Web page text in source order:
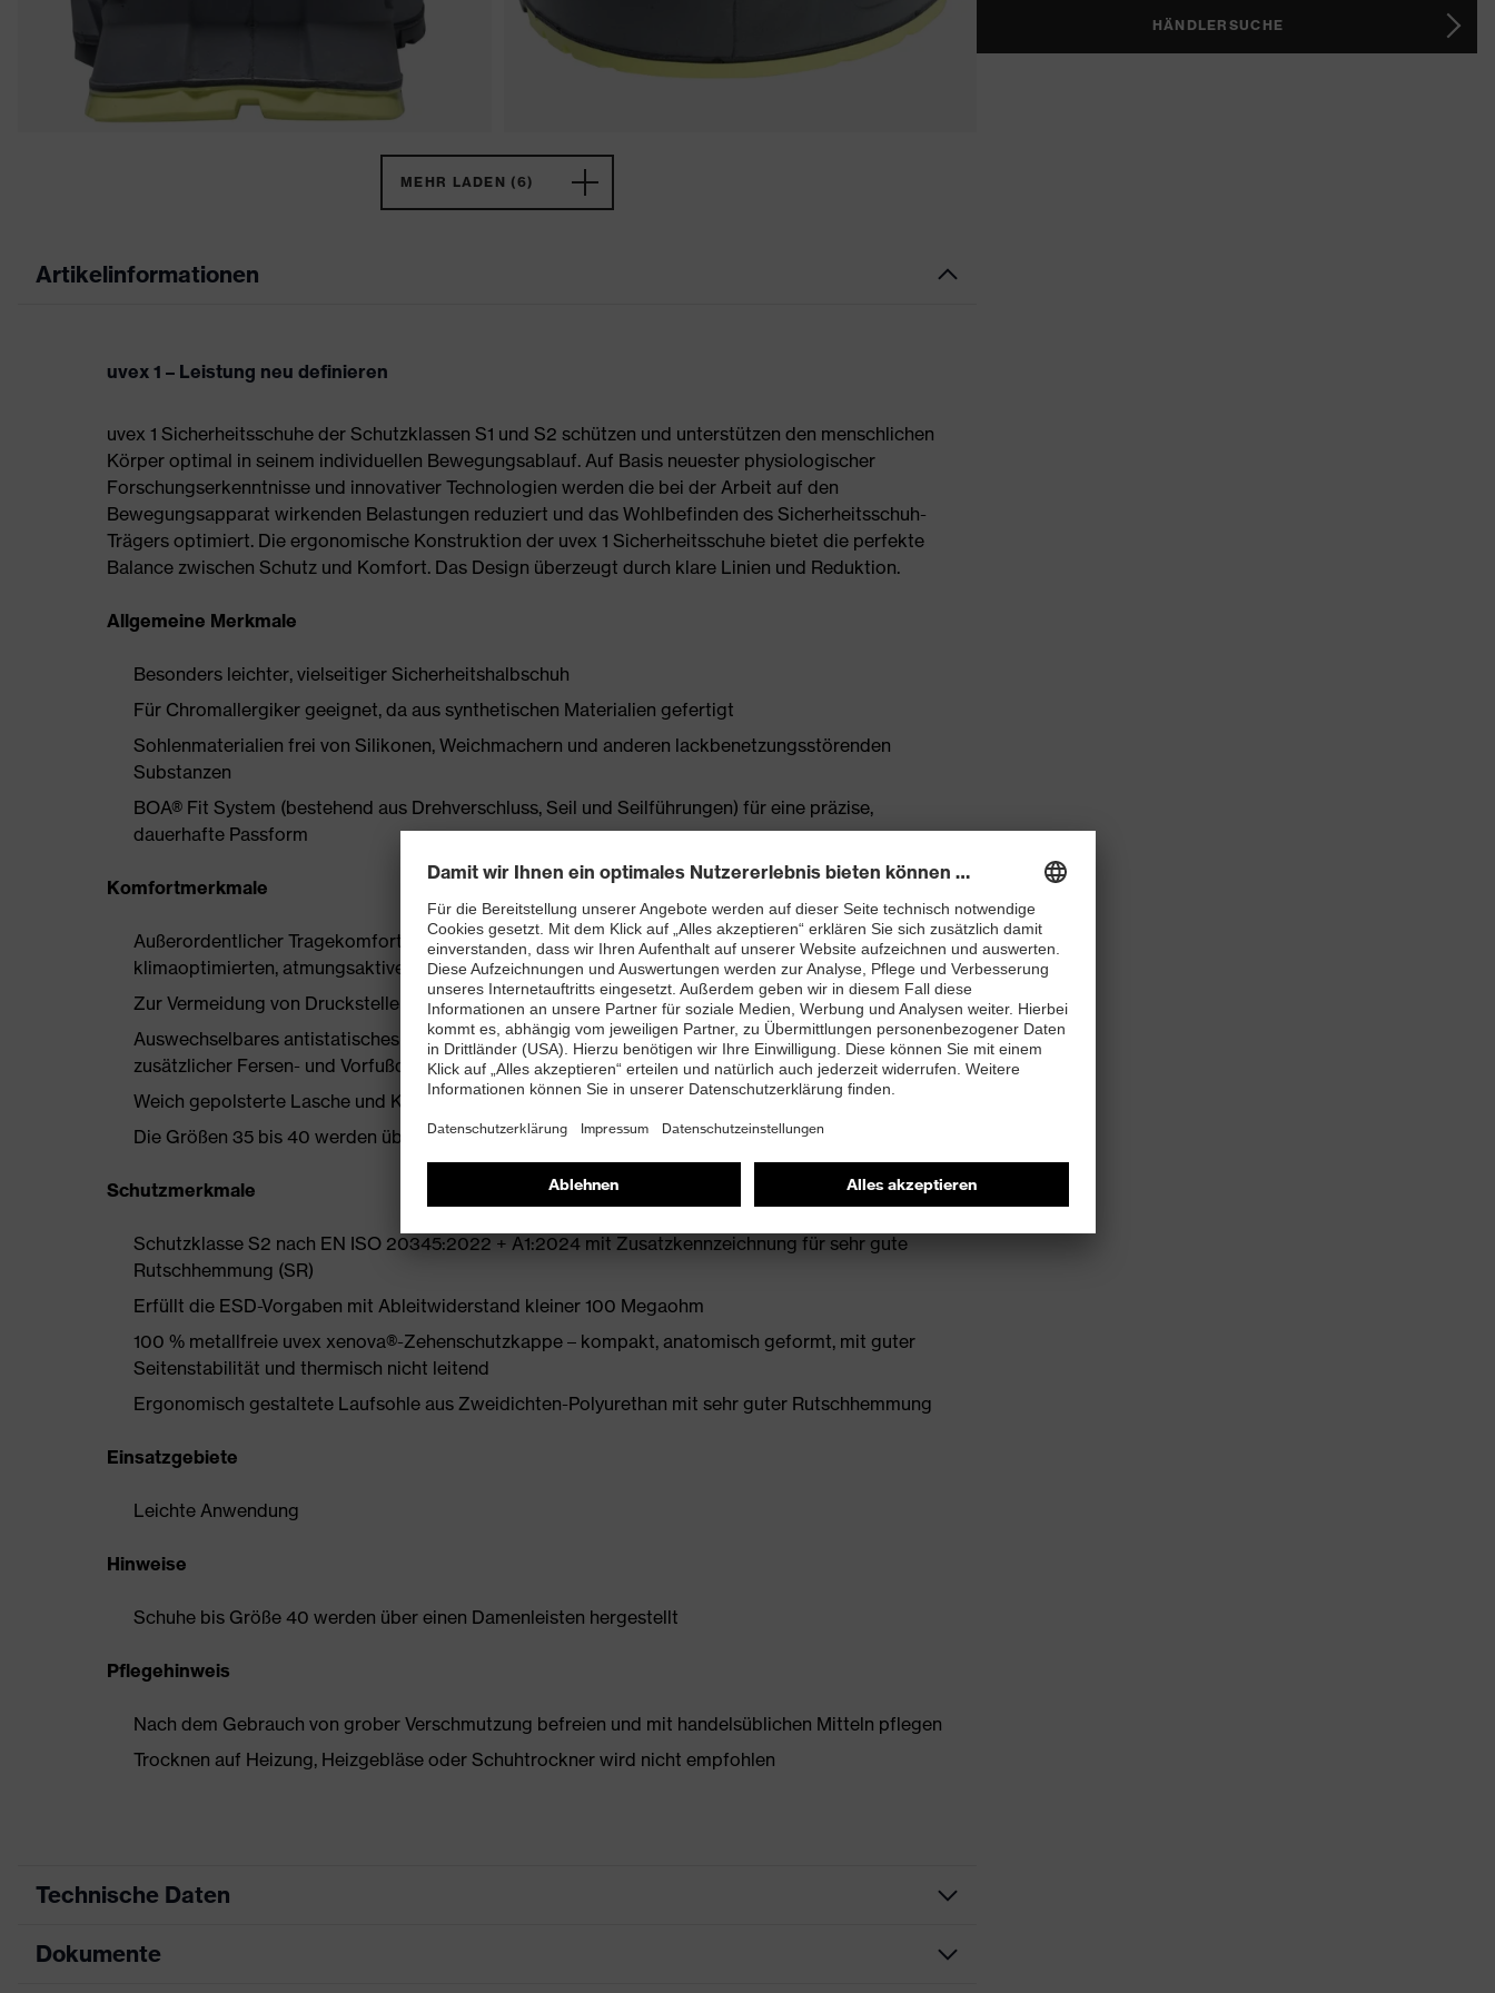
MEHR LADEN (6)
Artikelinformationen
uvex 1 – Leistung neu definieren
uvex 1 Sicherheitsschuhe der Schutzklassen S1 und S2 schützen und unterstützen den menschlichen
Körper optimal in seinem individuellen Bewegungsablauf. Auf Basis neuester physiologischer
Forschungserkenntnisse und innovativer Technologien werden die bei der Arbeit auf den
Bewegungsapparat wirkenden Belastungen reduziert und das Wohlbefinden des Sicherheitsschuh-
Trägers optimiert. Die ergonomische Konstruktion der uvex 1 Sicherheitsschuhe bietet die perfekte
Balance zwischen Schutz und Komfort. Das Design überzeugt durch klare Linien und Reduktion.
Allgemeine Merkmale
Besonders leichter, vielseitiger Sicherheitshalbschuh
Für Chromallergiker geeignet, da aus synthetischen Materialien gefertigt
Sohlenmaterialien frei von Silikonen, Weichmachern und anderen lackbenetzungsstörenden
Substanzen
BOA® Fit System (bestehend aus Drehverschluss, Seil und Seilführungen) für eine präzise,
dauerhafte Passform
Komfortmerkmale
Außerordentlicher Tragekomfort, zu dem ein neu entwickelter Leisten ebenso beiträgt wie die
klimaoptimierten, atmungsaktiven Materialien
Zur Vermeidung von Druckstellen nahezu nahtfreie Schaftkonstruktion aus Hightech-Material
Auswechselbares antistatisches Komfortfußbett mit Feuchtigkeitstransportsystem und
zusätzlicher Fersen- und Vorfußdämpfung
Weich gepolsterte Lasche und Kragen
Die Größen 35 bis 40 werden über einen Damenleisten hergestellt
Schutzmerkmale
Schutzklasse S2 nach EN ISO 20345:2022 + A1:2024 mit Zusatzkennzeichnung für sehr gute
Rutschhemmung (SR)
Erfüllt die ESD-Vorgaben mit Ableitwiderstand kleiner 100 Megaohm
100 % metallfreie uvex xenova®-Zehenschutzkappe – kompakt, anatomisch geformt, mit guter
Seitenstabilität und thermisch nicht leitend
Ergonomisch gestaltete Laufsohle aus Zweidichten-Polyurethan mit sehr guter Rutschhemmung
Einsatzgebiete
Leichte Anwendung
Hinweise
Schuhe bis Größe 40 werden über einen Damenleisten hergestellt
Pflegehinweis
Nach dem Gebrauch von grober Verschmutzung befreien und mit handelsüblichen Mitteln pflegen
Trocknen auf Heizung, Heizgebläse oder Schuhtrockner wird nicht empfohlen
Technische Daten
Produktart
Dokumente
HÄNDLERSUCHE